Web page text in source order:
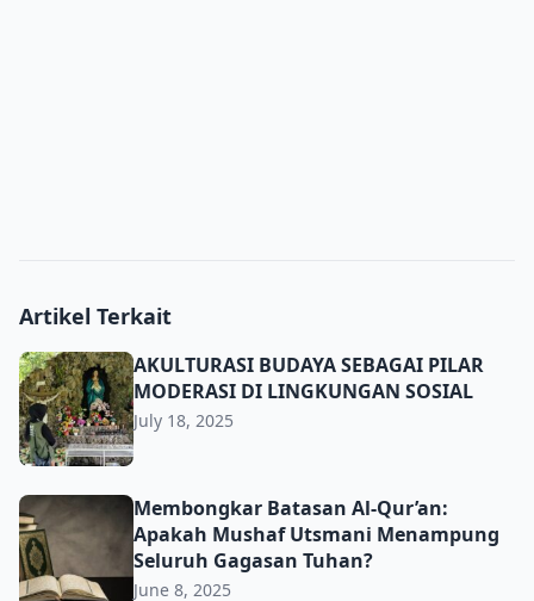
Artikel Terkait
AKULTURASI BUDAYA SEBAGAI PILAR MODERASI DI
AKULTURASI BUDAYA SEBAGAI PILAR
MODERASI DI LINGKUNGAN SOSIAL
July 18, 2025
Membongkar Batasan Al-Qur’an: Apakah Mushaf
Membongkar Batasan Al-Qur’an:
Apakah Mushaf Utsmani Menampung
Seluruh Gagasan Tuhan?
June 8, 2025